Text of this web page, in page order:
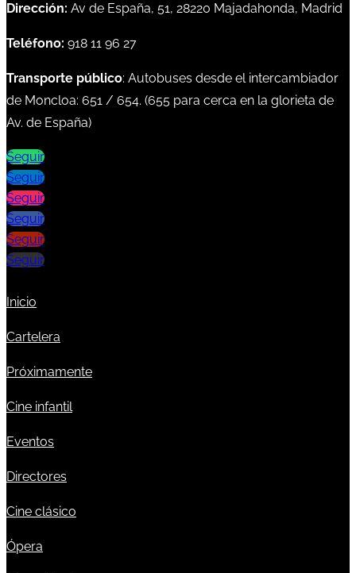
Dirección: Av de España, 51, 28220 Majadahonda, Madrid
Teléfono: 918 11 96 27
Transporte público: Autobuses desde el intercambiador
de Moncloa: 651 / 654. (655 para cerca en la glorieta de
Av. de España)
Seguir
Seguir
Seguir
Seguir
Seguir
Seguir
Inicio
Cartelera
Próximamente
Cine infantil
Eventos
Directores
Cine clásico
Ópera